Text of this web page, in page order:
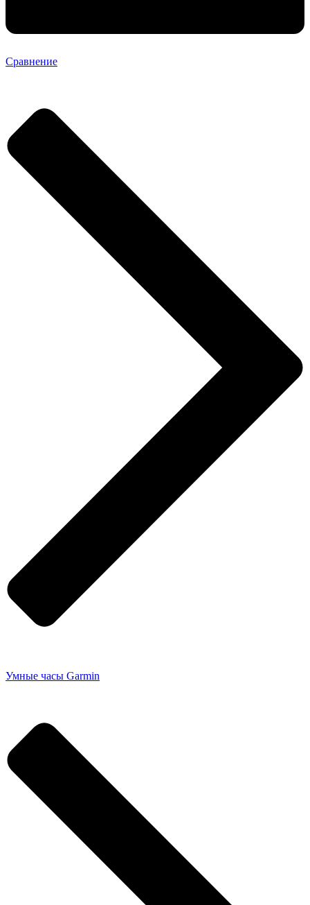
Сравнение
Умные часы Garmin